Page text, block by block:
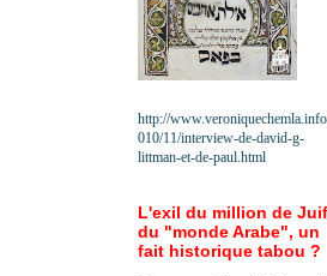
http://
010/11/interview-de-david-g-
littman-et-de-paul.html
L'exil du million de
du "monde Arabe", un
fait historique tabou ?